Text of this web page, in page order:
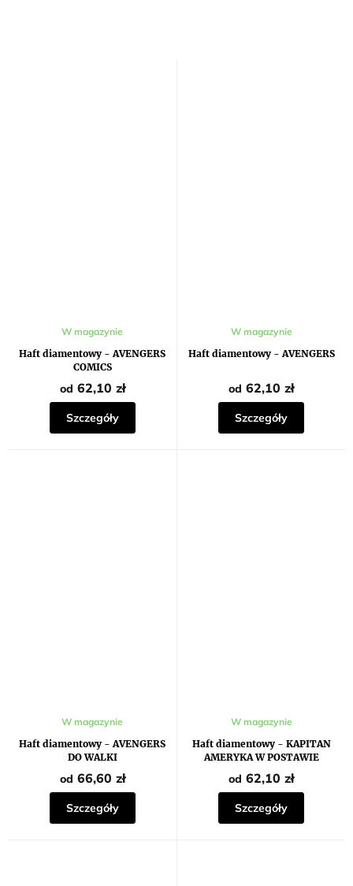
Haft diamentowy - AVENGERS
COMICS
W magazynie
od 62,10 zł
Szczegóły
Haft diamentowy - AVENGERS
W magazynie
od 62,10 zł
Szczegóły
Haft diamentowy - AVENGERS
DO WALKI
W magazynie
od 66,60 zł
Szczegóły
Haft diamentowy - KAPITAN
AMERYKA W POSTAWIE
BOJOWEJ
W magazynie
od 62,10 zł
Szczegóły